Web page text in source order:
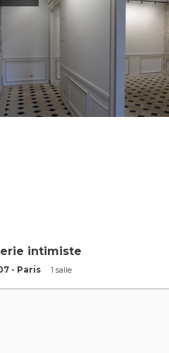
intimiste
- Paris 1 salle